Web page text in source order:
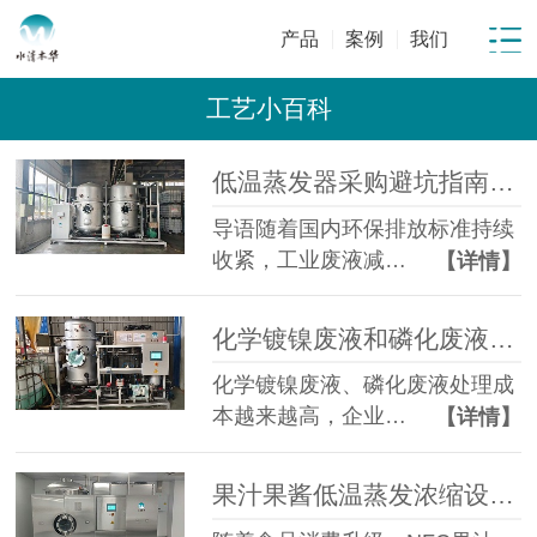
产品 案例 我们
工艺小百科
低温蒸发器采购避坑指南：工业废水蒸发设备选型10大坑
导语随着国内环保排放标准持续
收紧，工业废液减…
【详情】
化学镀镍废液、磷化废液处理成
本越来越高，企业…
【详情】
果汁果酱低温蒸发浓缩设备选型指南：六大核心因素全面解析